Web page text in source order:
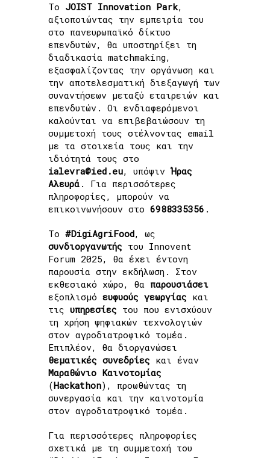
Το JOIST Innovation Park,
αξιοποιώντας την εμπειρία του
στο πανευρωπαϊκό δίκτυο
επενδυτών, θα υποστηρίξει τη
διαδικασία matchmaking,
εξασφαλίζοντας την οργάνωση και
την αποτελεσματική διεξαγωγή των
συναντήσεων μεταξύ εταιρειών και
επενδυτών. Οι ενδιαφερόμενοι
καλούνται να επιβεβαιώσουν τη
συμμετοχή τους στέλνοντας email
με τα στοιχεία τους και την
ιδιότητά τους στο
ialevra@ied.eu, υπόψιν Ήρας
Αλευρά . Για περισσότερες
πληροφορίες, μπορούν να
επικοινωνήσουν στο 6988335356 .
Το #DigiAgriFood, ως
συνδιοργανωτής του Innovent
Forum 2025, θα έχει έντονη
παρουσία στην εκδήλωση. Στον
εκθεσιακό χώρο, θα παρουσιάσει
εξοπλισμό ευφυούς γεωργίας και
τις υπηρεσίες του που ενισχύουν
τη χρήση ψηφιακών τεχνολογιών
στον αγροδιατροφικό τομέα.
Επιπλέον, θα διοργανώσει
θεματικές συνεδρίες και έναν
Μαραθώνιο Καινοτομίας
(Hackathon), προωθώντας τη
συνεργασία και την καινοτομία
στον αγροδιατροφικό τομέα.
Για περισσότερες πληροφορίες
σχετικά με τη συμμετοχή του